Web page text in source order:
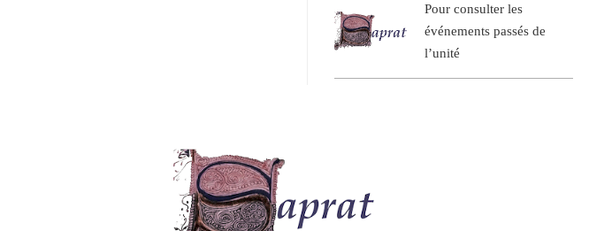
Pour consulter les
événements passés de
l’unité